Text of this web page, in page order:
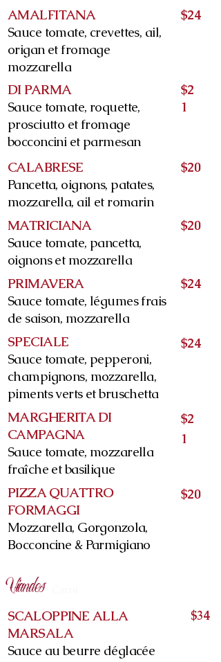
AMALFITANA
Sauce tomate, crevettes, ail,
origan et fromage
mozzarella
$24
DI PARMA
Sauce tomate, roquette,
prosciutto et fromage
bocconcini et parmesan
$2
1
CALABRESE
Pancetta, oignons, patates,
mozzarella, ail et romarin
$20
MATRICIANA
Sauce tomate, pancetta,
oignons et mozzarella
$20
PRIMAVERA
Sauce tomate, légumes frais
de saison, mozzarella
$24
SPECIALE
Sauce tomate, pepperoni,
champignons, mozzarella,
piments verts et bruschetta
$24
MARGHERITA DI
CAMPAGNA
Sauce tomate, mozzarella
fraîche et basilique
$2
1
PIZZA QUATTRO
FORMAGGI
Mozzarella, Gorgonzola,
Bocconcine & Parmigiano
$20
Viandes
SCALOPPINE ALLA
MARSALA
Sauce au beurre déglacée
$34